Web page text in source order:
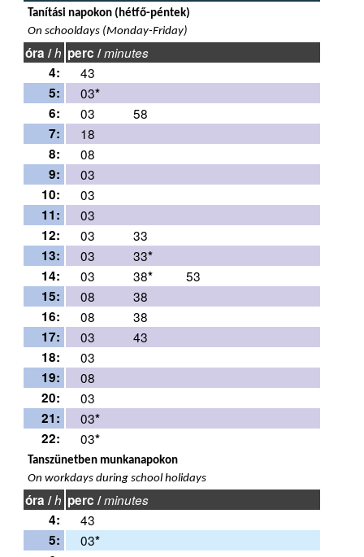
Tanítási napokon (hétfő-péntek)
On schooldays (Monday-Friday)
óra /h perc /minutes
4:
43
5:
03*
6:
03
58
7:
18
8:
08
9:
03
10:
03
11:
03
12:
03
33
13:
03 33*
14:
03 38*
53
15:
08
38
16:
08
38
17:
03
43
18:
03
19:
08
20:
03
21:
03*
22:
03*
Tanszünetben munkanapokon
On workdays during school holidays
óra /h perc /minutes
4:
43
5:
03*